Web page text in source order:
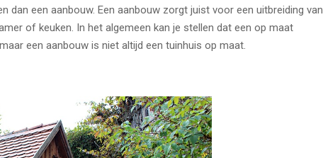
dan een aanbouw. Een aanbouw zorgt juist voor een uitbreiding van
of keuken. In het algemeen kan je stellen dat een op maat
een aanbouw is niet altijd een tuinhuis op maat.